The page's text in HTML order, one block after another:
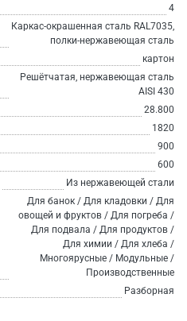
4
Каркас-окрашенная сталь RAL7035,
полки-нержавеющая сталь
картон
Решётчатая, нержавеющая сталь
AISI 430
28.800
1820
900
600
Из нержавеющей стали
Для банок / Для кладовки / Для
овощей и фруктов / Для погреба /
Для подвала / Для продуктов /
Для химии / Для хлеба /
Многоярусные / Модульные /
Производственные
Разборная